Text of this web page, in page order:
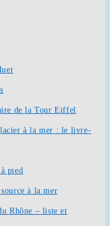
de la Tour Eiffel
à la mer : le livre-
pied
à la mer
Rhône – liste et